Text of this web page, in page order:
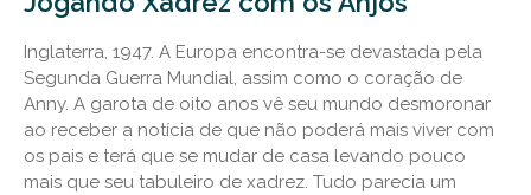
Inglaterra, 1947. A Europa encontra-se devastada pela
Segunda Guerra Mundial, assim como o coração de
Anny. A garota de oito anos vê seu mundo desmoronar
ao receber a notícia de que não poderá mais viver com
os pais e terá que se mudar de casa levando pouco
mais que seu tabuleiro de xadrez. Tudo parecia um